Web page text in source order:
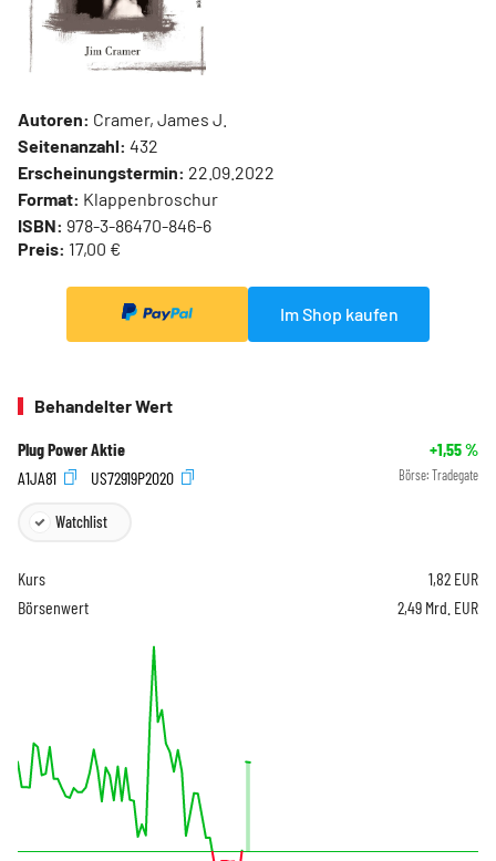
Autoren: Cramer, James J.
Seitenanzahl: 432
Erscheinungstermin: 22.09.2022
Format: Klappenbroschur
ISBN: 978-3-86470-846-6
Preis: 17,00 €
Im Shop kaufen
Behandelter Wert
Plug Power Aktie +1,55%
A1JA81
US72919P2020 Börse: Tradegate
Watchlist
Kurs 1,82 EUR
Börsenwert
2,49 Mrd. EUR